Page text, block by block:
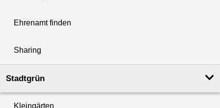
Ehrenamt finden
Sharing
Stadtgrün
Kleingärten